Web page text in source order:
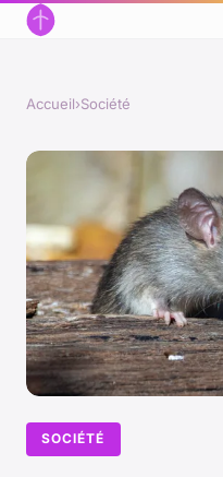
Accueil›Société
SOCIÉTÉ